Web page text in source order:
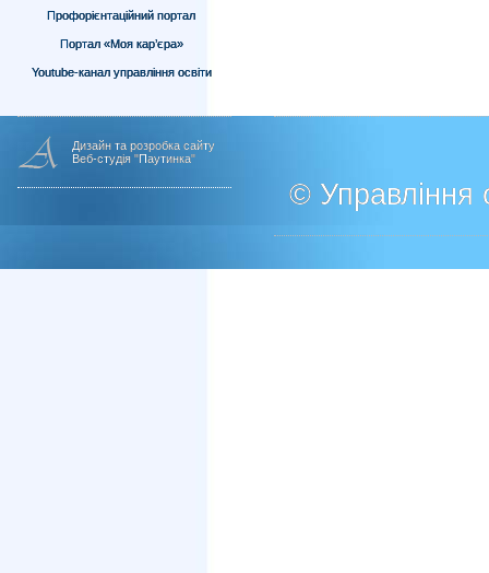
Профорієнтаційний портал
Портал «Моя кар’єра»
Youtube-канал управління освіти
Дизайн та розробка сайту
Веб-студія "Паутинка"
© Управління